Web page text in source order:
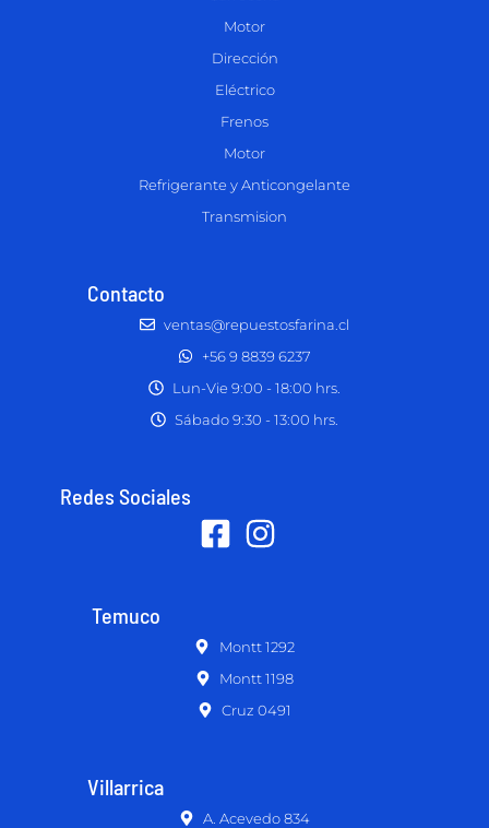
Motor
Dirección
Eléctrico
Frenos
Motor
Refrigerante y Anticongelante
Transmision
Contacto
ventas@repuestosfarina.cl
+56 9 8839 6237
Lun-Vie 9:00 - 18:00 hrs.
Sábado 9:30 - 13:00 hrs.
Redes Sociales
Temuco
Montt 1292
Montt 1198
Cruz 0491
Villarrica
A. Acevedo 834